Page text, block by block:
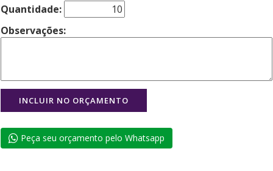
Quantidade:
Observações:
Peça seu orçamento pelo Whatsapp